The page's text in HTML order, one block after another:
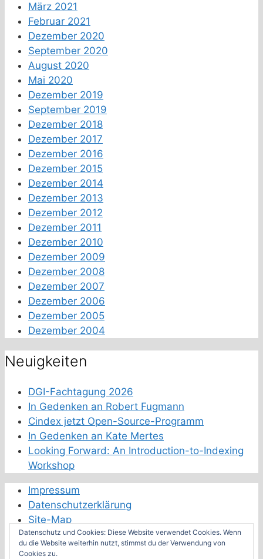
März 2021
Februar 2021
Dezember 2020
September 2020
August 2020
Mai 2020
Dezember 2019
September 2019
Dezember 2018
Dezember 2017
Dezember 2016
Dezember 2015
Dezember 2014
Dezember 2013
Dezember 2012
Dezember 2011
Dezember 2010
Dezember 2009
Dezember 2008
Dezember 2007
Dezember 2006
Dezember 2005
Dezember 2004
Neuigkeiten
DGI-Fachtagung 2026
In Gedenken an Robert Fugmann
Cindex jetzt Open-Source-Programm
In Gedenken an Kate Mertes
Looking Forward: An Introduction-to-Indexing
Workshop
Impressum
Datenschutzerklärung
Site-Map
Schwester-Fachverbände
Datenschutz und Cookies: Diese Website verwendet Cookies. Wenn
du die Website weiterhin nutzt, stimmst du der Verwendung von
Cookies zu.